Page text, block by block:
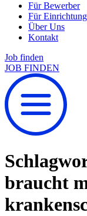
Für Bewerber
Für
Über Uns
Kontakt
Job finden
JOB FINDEN
braucht